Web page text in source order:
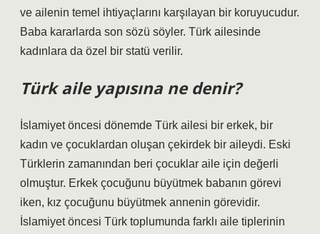
ve ailenin temel ihtiyaçlarını karşılayan bir koruyucudur.
Baba kararlarda son sözü söyler. Türk ailesinde
kadınlara da özel bir statü verilir.
Türk aile yapısına ne denir?
İslamiyet öncesi dönemde Türk ailesi bir erkek, bir
kadın ve çocuklardan oluşan çekirdek bir aileydi. Eski
Türklerin zamanından beri çocuklar aile için değerli
olmuştur. Erkek çocuğunu büyütmek babanın görevi
iken, kız çocuğunu büyütmek annenin görevidir.
İslamiyet öncesi Türk toplumunda farklı aile tiplerinin